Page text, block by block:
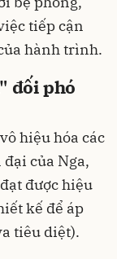
tiếp cận
hành trình.
đối phó
hiệu hóa các
của Nga,
được hiệu
kế để áp
tiêu diệt).